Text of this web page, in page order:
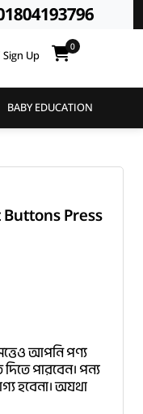
|| অর্ডার করতে
Up
0
BABY EDUCATION
Press
আপনি পণ্য
পারবেন। পন্য
হবেনা। অযথা